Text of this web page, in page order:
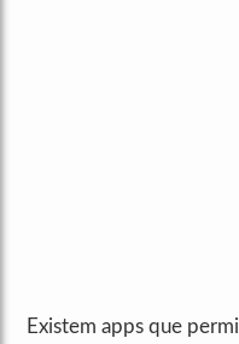
Existem apps que